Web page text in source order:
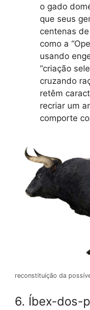
o gado
que seus
centenas
como a
usando
“criação
cruzando
retêm
recriar um
comporte
reconstituição da
6. Íbex-dos-